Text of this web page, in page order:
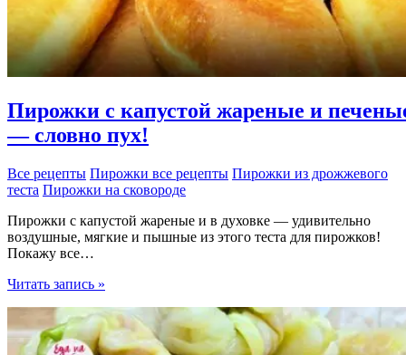
Пирожки с капустой жареные и
— словно пух!
Все рецепты Пирожки все рецепты Пирожки из дрожжевого
теста Пирожки на сковороде
Пирожки с капустой жареные и в духовке — удивительно
воздушные, мягкие и пышные из этого теста для пирожков!
Покажу все…
Пирожки
жареные
Читать запись »